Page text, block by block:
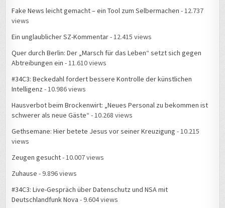
Fake News leicht gemacht – ein Tool zum Selbermachen - 12.737
views
Ein unglaublicher SZ-Kommentar- 12.415 views
Quer durch Berlin: Der „Marsch für das Leben“ setzt sich gegen
Abtreibungen ein - 11.610 views
#34C3: Beckedahl fordert bessere Kontrolle der künstlichen
Intelligenz - 10.986 views
Hausverbot beim Brockenwirt: „Neues Personal zu bekommen ist
schwerer als neue Gäste“ - 10.268 views
Gethsemane: Hier betete Jesus vor seiner Kreuzigung - 10.215
views
Zeugen gesucht- 10.007 views
Zuhause - 9.896 views
#34C3: Live-Gespräch über Datenschutz und NSA mit
Deutschlandfunk Nova - 9.604 views